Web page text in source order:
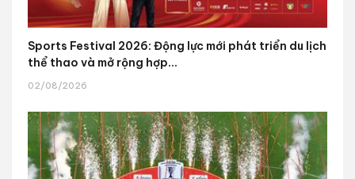
Sports Festival 2026: Động lực mới phát triển du lịch
thể thao và mở rộng hợp...
02/08/2026